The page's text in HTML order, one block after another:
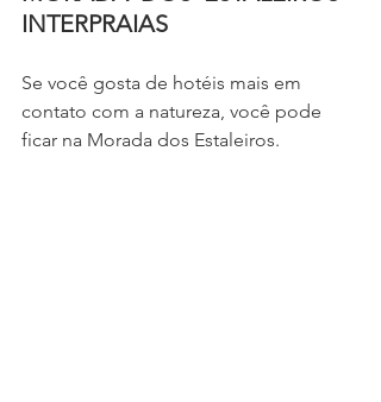
INTERPRAIAS
Se você gosta de hotéis mais em
contato com a natureza, você pode
ficar na Morada dos Estaleiros.